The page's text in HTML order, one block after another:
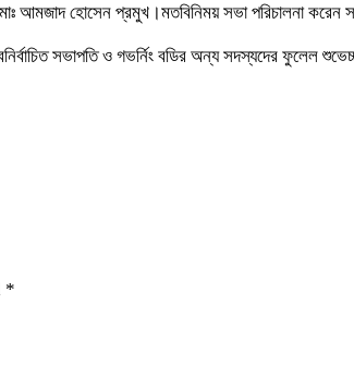
আমজাদ হোসেন প্রমুখ।মতবিনিময় সভা পরিচালনা
সভাপতি ও গভর্নিং বডির অন্য সদস্যদের ফুলেল
*